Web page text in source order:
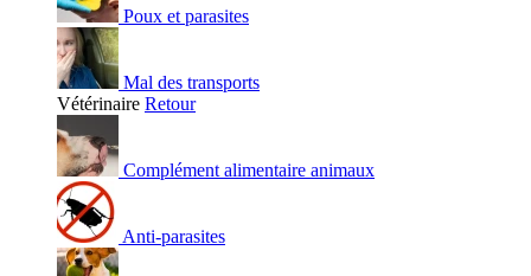
Poux et parasites
Mal des transports
Vétérinaire Retour
Complément alimentaire animaux
Anti-parasites